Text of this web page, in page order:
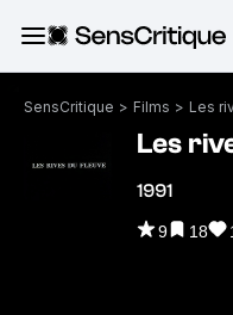
SensCritique > Films > Les
Les
1991
9 18